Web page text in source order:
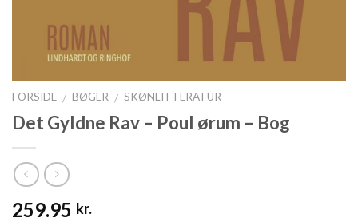
FORSIDE / BØGER / SKØNLITTERATUR
Det Gyldne Rav – Poul ørum – Bog
259.95 kr.